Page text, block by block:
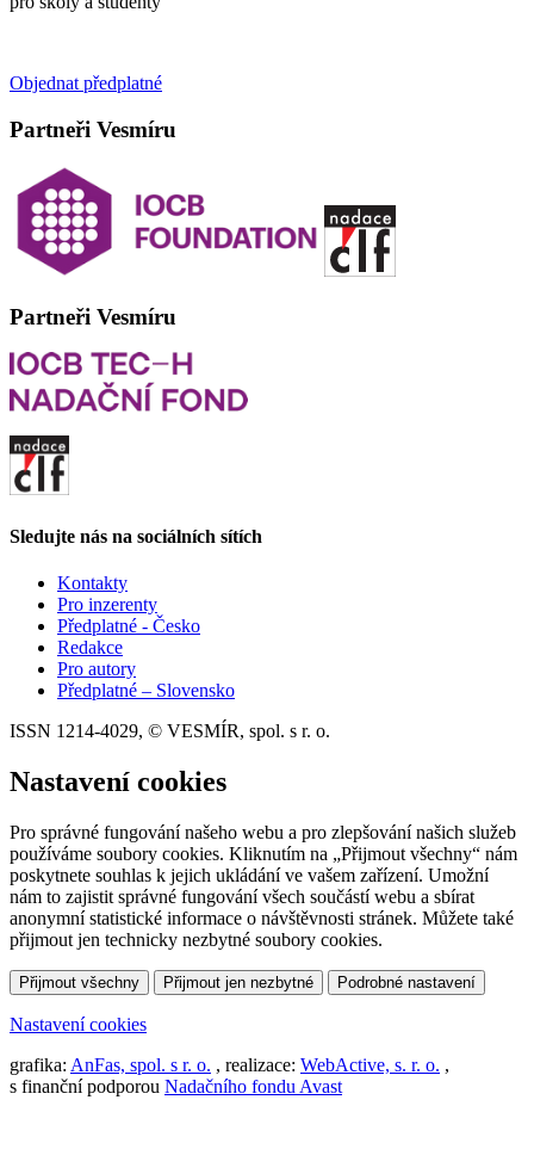
Objednat předplatné
Partneři Vesmíru
Partneři Vesmíru
Sledujte nás na sociálních sítích
Kontakty
Pro inzerenty
Předplatné - Česko
Redakce
Pro autory
Předplatné – Slovensko
ISSN 1214-4029, © VESMÍR, spol. s r. o.
Nastavení cookies
Pro správné fungování našeho webu a pro zlepšování našich služeb
používáme soubory cookies. Kliknutím na „Přijmout všechny“ nám
poskytnete souhlas k jejich ukládání ve vašem zařízení. Umožní
nám to zajistit správné fungování všech součástí webu a sbírat
anonymní statistické informace o návštěvnosti stránek. Můžete také
přijmout jen technicky nezbytné soubory cookies.
Přijmout všechny Přijmout jen nezbytné Podrobné nastavení
Nastavení cookies
grafika: AnFas, spol. s r. o. , realizace: WebActive, s. r. o. ,
s finanční podporou Nadačního fondu Avast